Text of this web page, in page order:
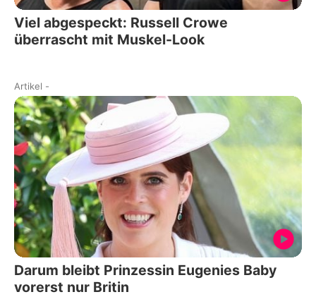
Viel abgespeckt: Russell Crowe
überrascht mit Muskel-Look
Artikel -
Darum bleibt Prinzessin Eugenies Baby
vorerst nur Britin